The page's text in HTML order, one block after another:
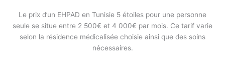
Le prix d’un EHPAD en Tunisie 5 étoiles pour une personne
seule se situe entre 2 500€ et 4 000€ par mois. Ce tarif varie
selon la résidence médicalisée choisie ainsi que des soins
nécessaires.